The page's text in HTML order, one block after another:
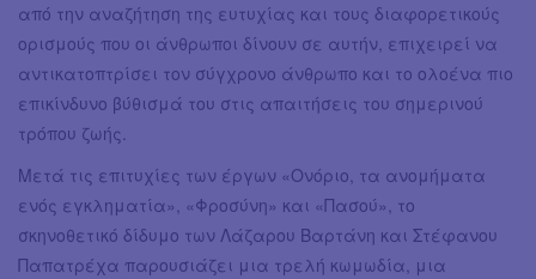
από την αναζήτηση της ευτυχίας και τους διαφορετικούς
ορισμούς που οι άνθρωποι δίνουν σε αυτήν, επιχειρεί να
αντικατοπτρίσει τον σύγχρονο άνθρωπο και το ολοένα πιο
επικίνδυνο βύθισμά του στις απαιτήσεις του σημερινού
τρόπου ζωής.
Μετά τις επιτυχίες των έργων «Ονόριο, τα ανομήματα
ενός εγκληματία», «Φροσύνη» και «Πασού», το
σκηνοθετικό δίδυμο των Λάζαρου Βαρτάνη και Στέφανου
Παπατρέχα παρουσιάζει μια τρελή κωμωδία, μια